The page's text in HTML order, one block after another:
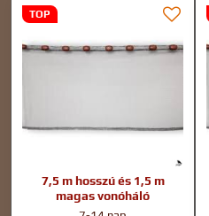
TOP
7,5 m hosszú és 1,5 m
magas vonóháló